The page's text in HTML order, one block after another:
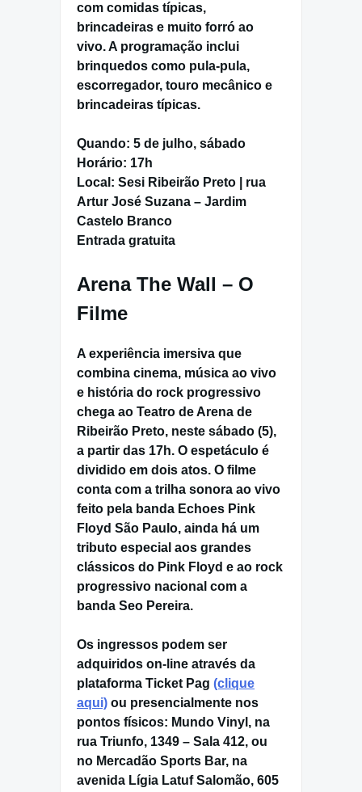
com comidas típicas,
brincadeiras e muito forró ao
vivo. A programação inclui
brinquedos como pula-pula,
escorregador, touro mecânico e
brincadeiras típicas.
Quando: 5 de julho, sábado
Horário: 17h
Local: Sesi Ribeirão Preto | rua
Artur José Suzana – Jardim
Castelo Branco
Entrada gratuita
Arena The Wall – O
Filme
A experiência imersiva que
combina cinema, música ao vivo
e história do rock progressivo
chega ao Teatro de Arena de
Ribeirão Preto, neste sábado (5),
a partir das 17h. O espetáculo é
dividido em dois atos. O filme
conta com a trilha sonora ao vivo
feito pela banda Echoes Pink
Floyd São Paulo, ainda há um
tributo especial aos grandes
clássicos do Pink Floyd e ao rock
progressivo nacional com a
banda Seo Pereira.
Os ingressos podem ser
adquiridos on-line através da
plataforma Ticket Pag (clique
aqui) ou presencialmente nos
pontos físicos: Mundo Vinyl, na
rua Triunfo, 1349 – Sala 412, ou
no Mercadão Sports Bar, na
avenida Lígia Latuf Salomão, 605